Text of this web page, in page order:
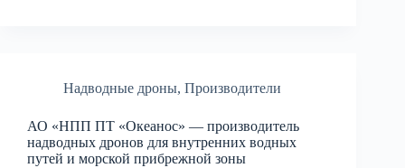
Надводные дроны, Производители
АО «НПП ПТ «Океанос» — производитель
надводных дронов для внутренних водных
путей и морской прибрежной зоны